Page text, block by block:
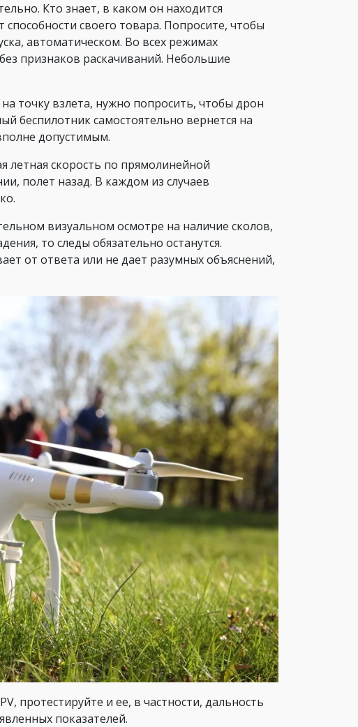
Кто знает, в каком он находится
своего товара. Попросите, чтобы
автоматическом. Во всех режимах
признаков раскачиваний. Небольшие
точку взлета, нужно попросить, чтобы дрон
беспилотник самостоятельно вернется на
допустимым.
летная скорость по прямолинейной
полет назад. В каждом из случаев
визуальном осмотре на наличие сколов,
то следы обязательно останутся.
от ответа или не дает разумных объяснений,
протестируйте и ее, в частности, дальность
показателей.